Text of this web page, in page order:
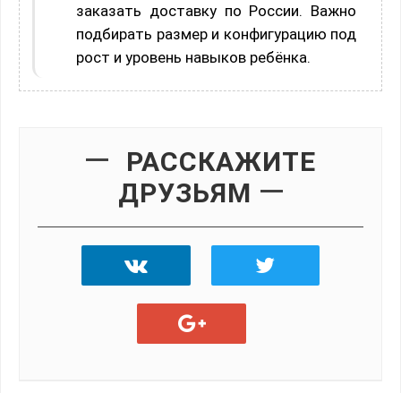
заказать доставку по России. Важно
подбирать размер и конфигурацию под
рост и уровень навыков ребёнка.
РАССКАЖИТЕ
ДРУЗЬЯМ